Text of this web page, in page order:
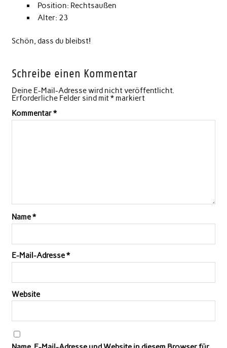
Position: Rechtsaußen
Alter: 23
Schön, dass du bleibst!
Schreibe einen Kommentar
Deine E-Mail-Adresse wird nicht veröffentlicht.
Erforderliche Felder sind mit*markiert
Kommentar*
Name*
E-Mail-Adresse*
Website